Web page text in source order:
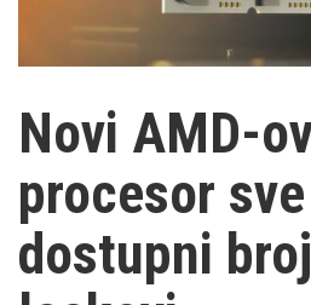
Novi AMD-
procesor
dostupni